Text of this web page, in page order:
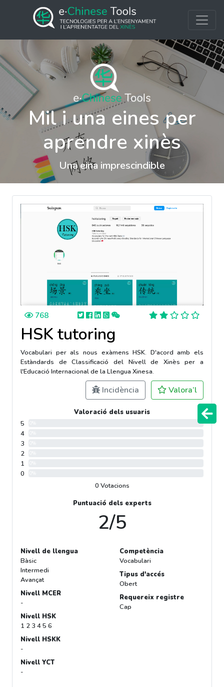
Mil i una eines per
aprendre xinès
Una eina imprescindible
768
HSK tutoring
Vocabulari per als nous exàmens HSK. D'acord amb els
Estàndards de Classificació del Nivell de Xinès per a
l'Educació Internacional de la Llengua Xinesa.
Incidència Valora’l
Valoració dels usuaris
5
4
3
2
1
0
0 Votacions
Puntuació dels experts
2/5
Nivell de llengua
Bàsic
Intermedi
Avançat
Nivell MCER
-
Nivell HSK
1 2 3 4 5 6
Nivell HSKK
-
Nivell YCT
-
Competència
Vocabulari
Tipus d'accés
Obert
Requereix registre
Cap